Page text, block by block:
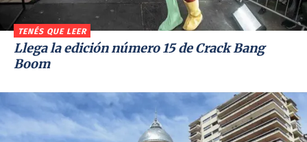
TENÉS QUE LEER
Llega la edición número 15 de Crack Bang
Boom